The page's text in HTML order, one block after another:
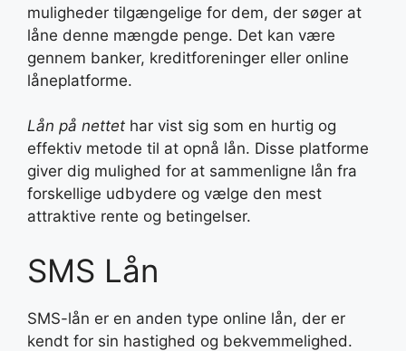
muligheder tilgængelige for dem, der søger at
låne denne mængde penge. Det kan være
gennem banker, kreditforeninger eller online
låneplatforme.
Lån på nettet har vist sig som en hurtig og
effektiv metode til at opnå lån. Disse platforme
giver dig mulighed for at sammenligne lån fra
forskellige udbydere og vælge den mest
attraktive rente og betingelser.
SMS Lån
SMS-lån er en anden type online lån, der er
kendt for sin hastighed og bekvemmelighed.